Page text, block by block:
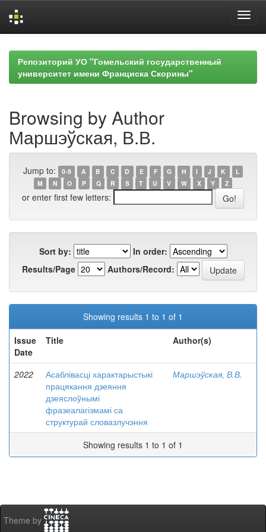
navigationРепозиторий УО "Гомельский государственный
университет имени Франциска Скорины"
Browsing by Author
Маршэўская, В.В.
Jump to: 0-9 A B C D E F G H I J K
L
M
N O P Q R S T U V W X Y Z
or enter first few letters:
Sort by:
In order:
Results/Page
Authors/Record:
Showing results 1 to 1 of 1
Issue
Date
Title Author(s)
2022
Асаблівасці характарыстыкі
працякання дзеяння
дзеяслоўнымі
фразеалагізмамі са
структурай словазлучэння
Маршэўская, В.В.
Showing results 1 to 1 of 1
Theme by